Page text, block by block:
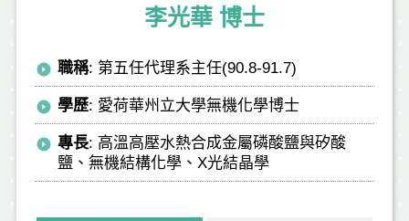
李光華 博士
職稱: 第五任代理系主任(90.8-91.7)
學歷: 愛荷華州立大學無機化學博士
專長: 高溫高壓水熱合成金屬磷酸鹽與矽酸
鹽、無機結構化學、X光結晶學